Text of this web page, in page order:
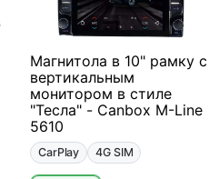
Магнитола в 10" рамку с
вертикальным
монитором в стиле
"Тесла" - Canbox M-Line
5610
CarPlay 4G SIM